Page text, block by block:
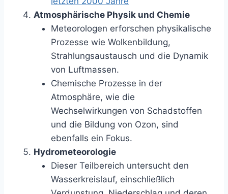
Atmosphärische Physik und Chemie
Meteorologen erforschen physikalische
Prozesse wie Wolkenbildung,
Strahlungsaustausch und die Dynamik
von Luftmassen.
Chemische Prozesse in der
Atmosphäre, wie die
Wechselwirkungen von Schadstoffen
und die Bildung von Ozon, sind
ebenfalls ein Fokus.
Hydrometeorologie
Dieser Teilbereich untersucht den
Wasserkreislauf, einschließlich